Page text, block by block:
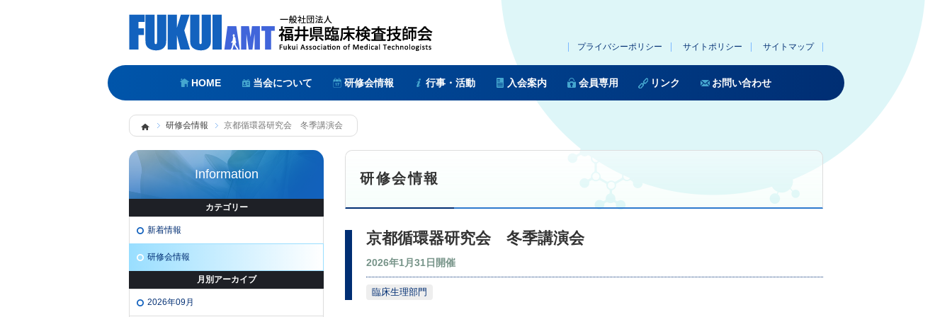
HOME 当会について 研修会情報 行事・活動 入会案内 会員専用 リンク お問い合わせ
プライバシーポリシー サイトポリシー サイトマップ
研修会情報 京都循環器研究会 冬季講演会
研修会情報
京都循環器研究会 冬季講演会
2026年1月31日開催
臨床生理部門
Information
カテゴリー
新着情報
研修会情報
月別アーカイブ
2026年09月